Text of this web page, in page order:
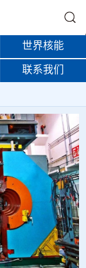
世界核能
联系我们
-228，商业供货